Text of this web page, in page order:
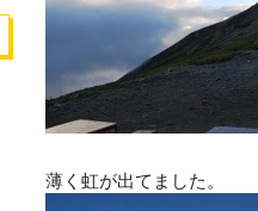
薄く虹が出てました。